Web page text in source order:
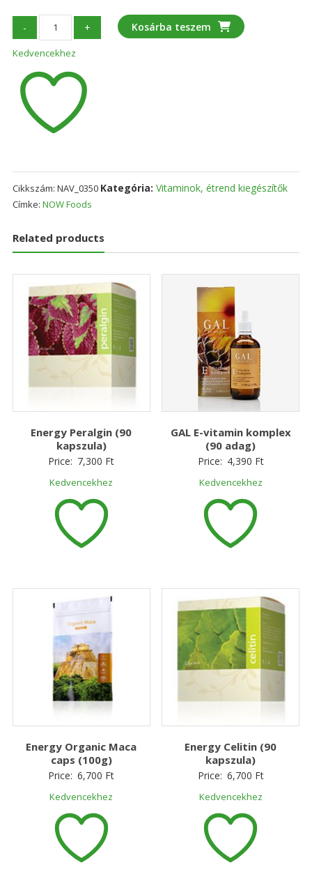
-
NOW
A
&
D
IU
(100
kapszula)
+ Kosárba teszem
Kedvencekhez
Cikkszám: NAV_0350 Kategória: Vitaminok, étrend kiegészítők
Címke: NOW Foods
Related products
Energy Peralgin (90
kapszula)
Price: 7,300 Ft
Kedvencekhez
GAL E-vitamin komplex
(90 adag)
Price: 4,390 Ft
Kedvencekhez
Energy Organic Maca
caps (100g)
Price: 6,700 Ft
Kedvencekhez
Energy Celitin (90
kapszula)
Price: 6,700 Ft
Kedvencekhez